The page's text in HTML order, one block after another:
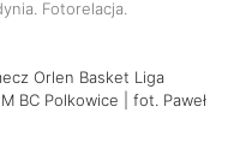
Fotorelacja.